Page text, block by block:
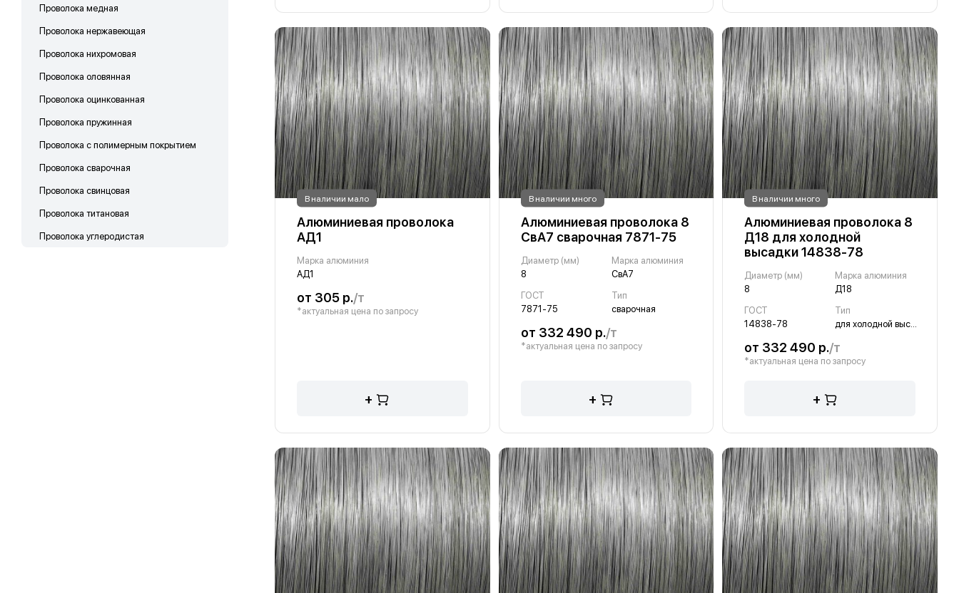
Проволока медная
Проволока нержавеющая
Проволока нихромовая
Проволока оловянная
Проволока оцинкованная
Проволока пружинная
Проволока с полимерным покрытием
Проволока сварочная
Проволока свинцовая
Проволока титановая
Проволока углеродистая
В наличии мало
Алюминиевая проволока
АД1
Марка алюминия
АД1
от 305 р./т
*актуальная цена по запросу
+
В наличии много
Алюминиевая проволока 8
СвА7 сварочная 7871-75
Диаметр (мм)
8
Марка алюминия
СвА7
ГОСТ
7871-75
Тип
сварочная
от 332 490 р./т
*актуальная цена по запросу
+
В наличии много
Алюминиевая проволока 8
Д18 для холодной
высадки 14838-78
Диаметр (мм)
8
Марка алюминия
Д18
ГОСТ
14838-78
Тип
для холодной высадки
от 332 490 р./т
*актуальная цена по запросу
+